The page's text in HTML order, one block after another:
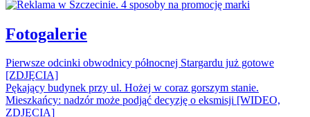
Fotogalerie
Pierwsze odcinki obwodnicy północnej Stargardu już gotowe
[ZDJĘCIA]
Pękający budynek przy ul. Hożej w coraz gorszym stanie.
Mieszkańcy: nadzór może podjąć decyzję o eksmisji [WIDEO,
ZDJĘCIA]